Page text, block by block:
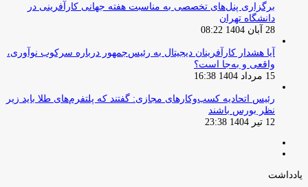
برگزاری پنل‌های تخصصی به مناسبت هفته جهانی کارآفرینی در
دانشگاه تهران
28 آبان 1404 08:22
آیا هشدار کارآفرینان دیجیتال به رئیس‌جمهور درباره سرکوب نوآوری،
واقعی و به‌جا است؟
15 مرداد 1404 16:38
‏رئیس اتحادیه کسب‌وکارهای مجازی: گفتند که پلتفرم‌های طلا باید زیر
نظر بورس باشند
12 تیر 1404 23:38
یادداشت